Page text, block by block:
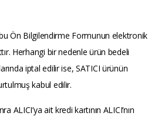
Ön Bilgilendirme Formunun elektronik
Herhangi bir nedenle ürün bedeli
iptal edilir ise, SATICI ürünün
kabul edilir.
ALICI’ya ait kredi kartının ALICI’nın